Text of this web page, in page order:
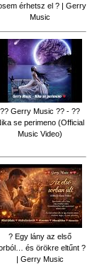
érhetsz el ? | Gerry
Music
?? Gerry Music ?? - ??
se perimeno (Official
Music Video)
? Egy lány az első
és örökre eltűnt ?
| Gerry Music